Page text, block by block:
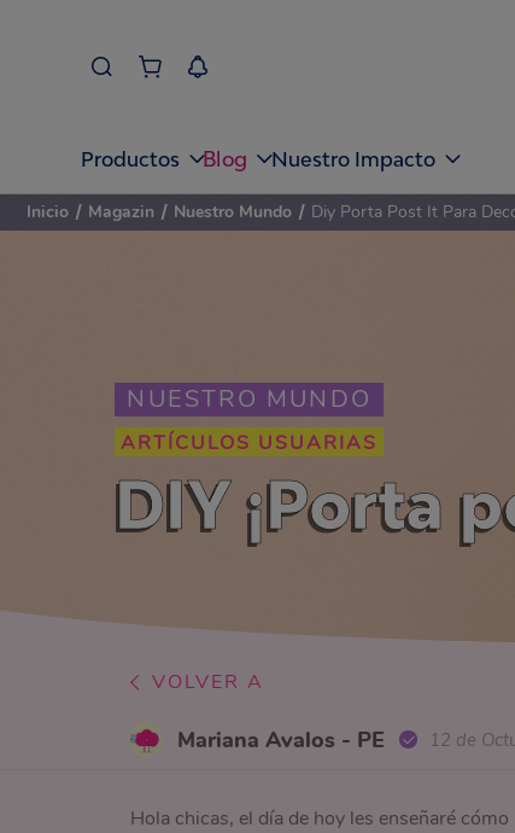
Productos Blog Nuestro Impacto
NUESTRO MUNDO
ARTÍCULOS USUARIAS
DIY ¡Porta
Inicio / Magazin / Nuestro Mundo / Diy Porta Post It Para
VOLVER A
Mariana Avalos - PE 12 de
Hola chicas, el día de hoy les enseñaré